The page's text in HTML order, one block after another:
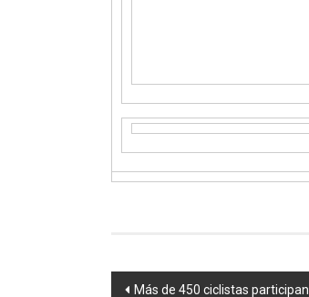
Navegación
Más de 450 ciclistas